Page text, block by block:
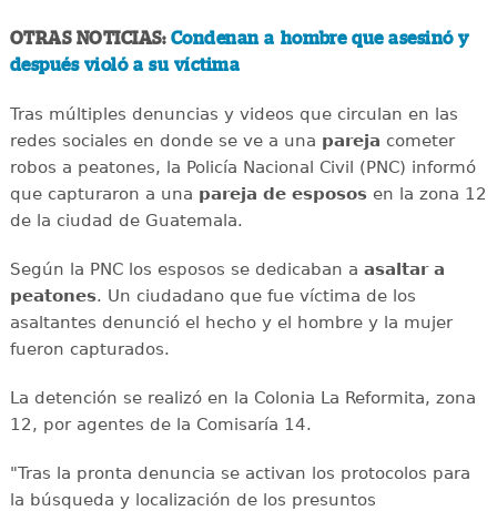
OTRAS NOTICIAS: Condenan a hombre que asesinó y
después violó a su víctima
Tras múltiples denuncias y videos que circulan en las
redes sociales en donde se ve a una pareja cometer
robos a peatones, la Policía Nacional Civil (PNC) informó
que capturaron a una pareja de espososen la zona 12
de la ciudad de Guatemala.
Según la PNC los esposos se dedicaban a asaltar a
peatones. Un ciudadano que fue víctima de los
asaltantes denunció el hecho y el hombre y la mujer
fueron capturados.
La detención se realizó en la Colonia La Reformita, zona
12, por agentes de la Comisaría 14.
"Tras la pronta denuncia se activan los protocolos para
la búsqueda y localización de los presuntos